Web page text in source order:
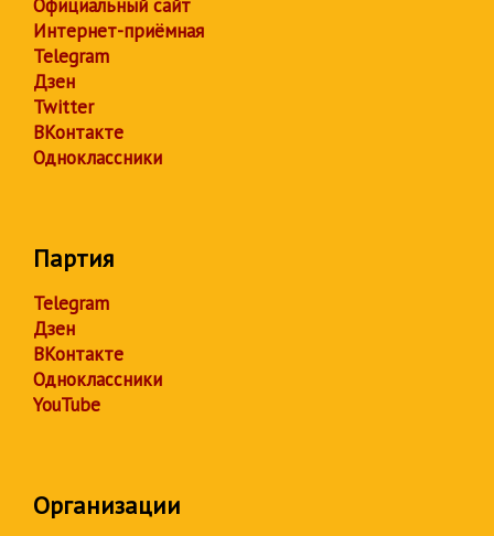
Официальный сайт
Интернет-приёмная
Telegram
Дзен
Twitter
ВКонтакте
Одноклассники
Партия
Telegram
Дзен
ВКонтакте
Одноклассники
YouTube
Организации